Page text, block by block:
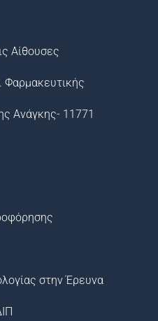
Αίθουσες
Φαρμακευτικής
Ανάγκης- 11771
στην Έρευνα